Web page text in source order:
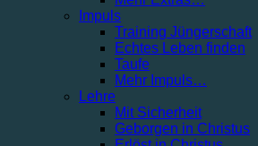
Impuls
Training Jüngerschaft
Echtes Leben finden
Taufe
Mehr Impuls…
Lehre
Mit Sicherheit
Geborgen in Christus